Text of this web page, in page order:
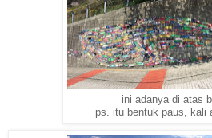
ini adanya di atas
ps. itu bentuk paus, kali